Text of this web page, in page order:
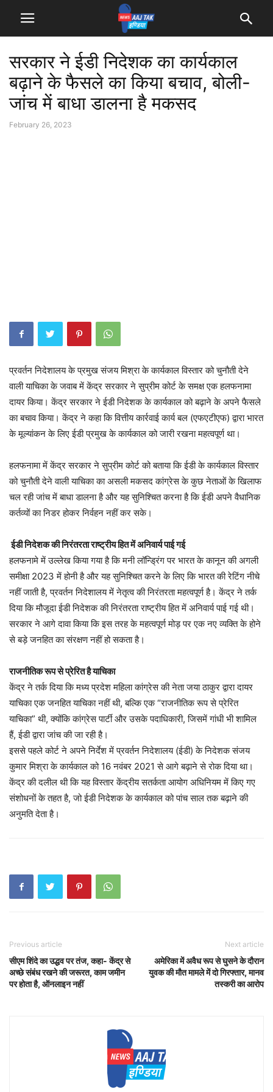
सरकार ने ईडी निदेशक का कार्यकाल
बढ़ाने के फैसले का किया बचाव, बोली-
जांच में बाधा डालना है मकसद
February 26, 2023
प्रवर्तन निदेशालय के प्रमुख संजय मिश्रा के कार्यकाल विस्तार को चुनौती देने
वाली याचिका के जवाब में केंद्र सरकार ने सुप्रीम कोर्ट के समक्ष एक हलफनामा
दायर किया। केंद्र सरकार ने ईडी निदेशक के कार्यकाल को बढ़ाने के अपने फैसले
का बचाव किया। केंद्र ने कहा कि वित्तीय कार्रवाई कार्य बल (एफएटीएफ) द्वारा भारत
के मूल्यांकन के लिए ईडी प्रमुख के कार्यकाल को जारी रखना महत्वपूर्ण था।
हलफनामा में केंद्र सरकार ने सुप्रीम कोर्ट को बताया कि ईडी के कार्यकाल विस्तार
को चुनौती देने वाली याचिका का असली मकसद कांग्रेस के कुछ नेताओं के खिलाफ
चल रही जांच में बाधा डालना है और यह सुनिश्चित करना है कि ईडी अपने वैधानिक
कर्तव्यों का निडर होकर निर्वहन नहीं कर सके।
ईडी निदेशक की निरंतरता राष्ट्रीय हित में अनिवार्य पाई गई
हलफनामे में उल्लेख किया गया है कि मनी लॉन्ड्रिंग पर भारत के कानून की अगली
समीक्षा 2023 में होनी है और यह सुनिश्चित करने के लिए कि भारत की रेटिंग नीचे
नहीं जाती है, प्रवर्तन निदेशालय में नेतृत्व की निरंतरता महत्वपूर्ण है। केंद्र ने तर्क
दिया कि मौजूदा ईडी निदेशक की निरंतरता राष्ट्रीय हित में अनिवार्य पाई गई थी।
सरकार ने आगे दावा किया कि इस तरह के महत्वपूर्ण मोड़ पर एक नए व्यक्ति के होने
से बड़े जनहित का संरक्षण नहीं हो सकता है।
राजनीतिक रूप से प्रेरित है याचिका
केंद्र ने तर्क दिया कि मध्य प्रदेश महिला कांग्रेस की नेता जया ठाकुर द्वारा दायर
याचिका एक जनहित याचिका नहीं थी, बल्कि एक “राजनीतिक रूप से प्रेरित
याचिका” थी, क्योंकि कांग्रेस पार्टी और उसके पदाधिकारी, जिसमें गांधी भी शामिल
हैं, ईडी द्वारा जांच की जा रही है।
इससे पहले कोर्ट ने अपने निर्देश में प्रवर्तन निदेशालय (ईडी) के निदेशक संजय
कुमार मिश्रा के कार्यकाल को 16 नवंबर 2021 से आगे बढ़ाने से रोक दिया था।
केंद्र की दलील थी कि यह विस्तार केंद्रीय सतर्कता आयोग अधिनियम में किए गए
संशोधनों के तहत है, जो ईडी निदेशक के कार्यकाल को पांच साल तक बढ़ाने की
अनुमति देता है।
Previous article
सीएम शिंदे का उद्धव पर तंज, कहा- केंद्र से
अच्छे संबंध रखने की जरूरत, काम जमीन
पर होता है, ऑनलाइन नहीं
Next article
अमेरिका में अवैध रूप से घुसने के दौरान
युवक की मौत मामले में दो गिरफ्तार, मानव
तस्करी का आरोप